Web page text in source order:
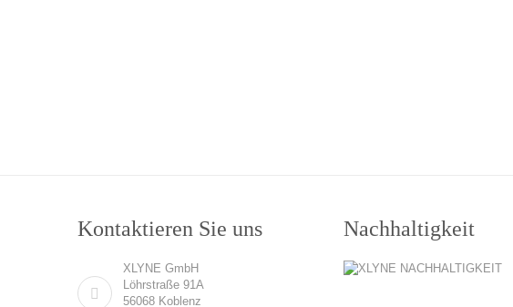
Kontaktieren Sie uns
XLYNE GmbH
Löhrstraße 91A
56068 Koblenz
Nachhaltigkeit